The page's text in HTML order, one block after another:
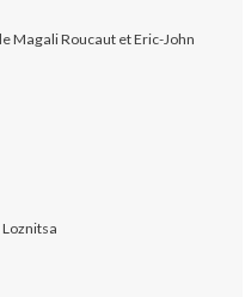
Magali Roucaut et Eric-John
Loznitsa